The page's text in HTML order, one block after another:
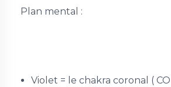
Plan mental :
Violet = le chakra coronal (